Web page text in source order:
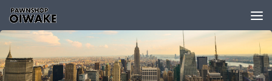
コンテンツへスキップ